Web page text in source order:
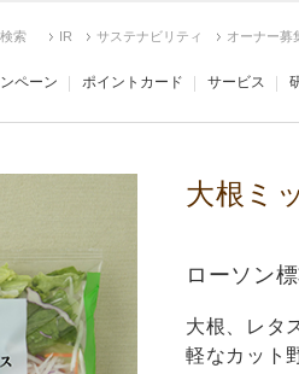
索 IR サステナビリティ オーナー募
ペーン ポイントカード サービス
大根ミ
ローソン
大根、レタ
軽なカット